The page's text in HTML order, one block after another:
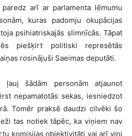
arī ar parlamenta lēmumu
kuras padomju okupācijas
psihiatriskajās slimnīcās. Tāpat
piešķirt politiski represētās
rosinājuši Saeimas deputāti.
ļauj šādām personām atjaunot
nepamatotās sekas, iesniedzot
Tomēr praksē daudzi cilvēki šo
tas notiek tāpēc, ka viņiem nav
komisijas objektivitāti vai arī viņi